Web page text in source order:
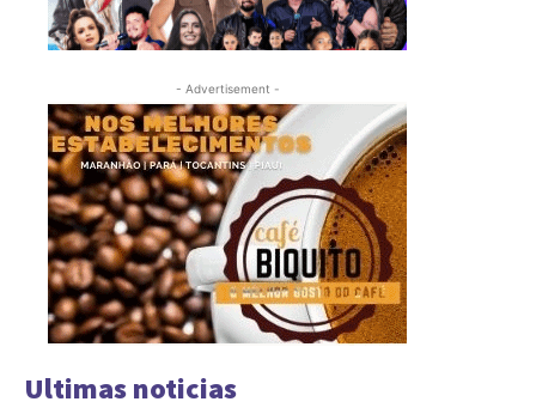
- Advertisement -
Ultimas noticias